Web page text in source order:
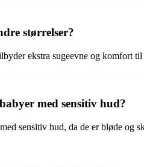
størrelser?
ekstra sugeevne og komfort
med sensitiv hud?
sensitiv hud, da de er bløde og